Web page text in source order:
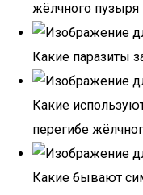
жёлчного пузыря
Какие паразиты
Какие
перегибе
Какие бывают